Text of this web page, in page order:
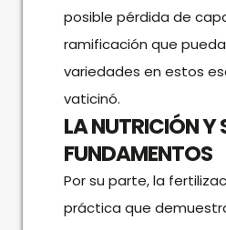
posible pérdida de
ramificación que
variedades en estos
vaticinó.
LA NUTRICIÓN Y
FUNDAMENTOS
Por su parte, la
práctica que